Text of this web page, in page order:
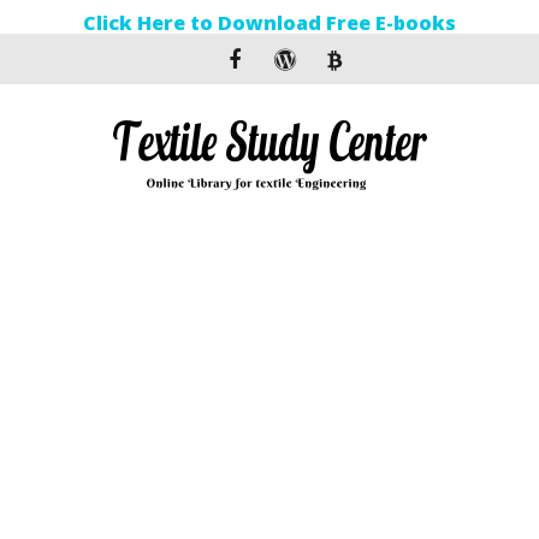
Click Here to Download Free E-books